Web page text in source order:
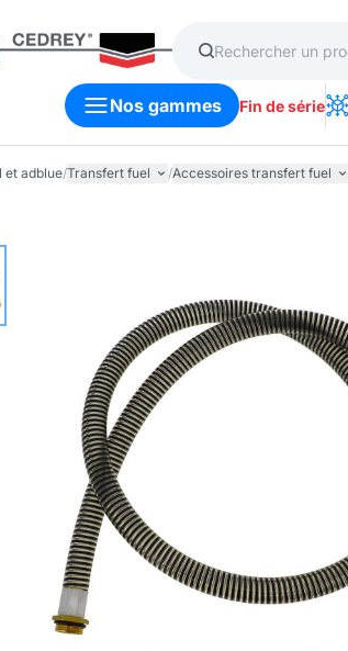
Nos gammes Fin de série
et adblue/Transfert fuel /Accessoires transfert fuel